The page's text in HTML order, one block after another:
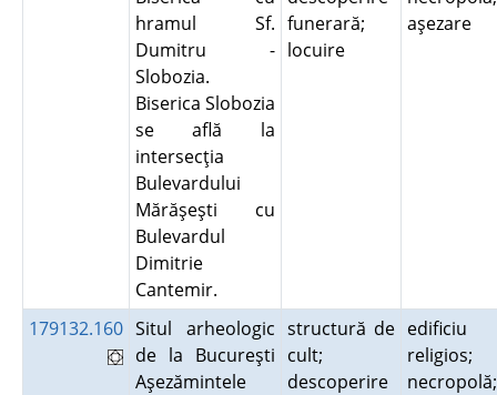
hramul Sf.
Dumitru -
Slobozia.
Biserica Slobozia
se află la
intersecţia
Bulevardului
Mărăşeşti cu
Bulevardul
Dimitrie
Cantemir.
funerară;
locuire
aşezare
179132.160 Situl arheologic
de la Bucureşti
Aşezămintele
structură de
cult;
descoperire
edificiu
religios;
necropolă;